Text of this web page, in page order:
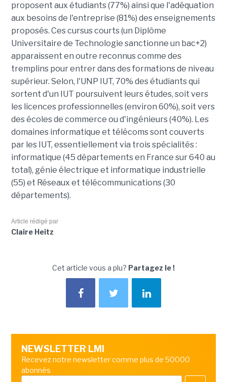
proposent aux étudiants (77%) ainsi que l'adéquation
aux besoins de l'entreprise (81%) des enseignements
proposés. Ces cursus courts (un Diplôme
Universitaire de Technologie sanctionne un bac+2)
apparaissent en outre reconnus comme des
tremplins pour entrer dans des formations de niveau
supérieur. Selon, l'UNP IUT, 70% des étudiants qui
sortent d'un IUT poursuivent leurs études, soit vers
les licences professionnelles (environ 60%), soit vers
des écoles de commerce ou d'ingénieurs (40%). Les
domaines informatique et télécoms sont couverts
par les IUT, essentiellement via trois spécialités :
informatique (45 départements en France sur 640 au
total), génie électrique et informatique industrielle
(55) et Réseaux et télécommunications (30
départements).
Article rédigé par
Claire Heitz
Cet article vous a plu? Partagez le !
NEWSLETTER LMI
Recevez notre newsletter comme plus de 50000
abonnés